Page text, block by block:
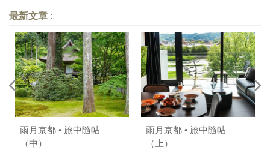
最新文章 :
雨月京都 • 旅中隨帖
（中）
雨月京都 • 旅中隨帖
（上）